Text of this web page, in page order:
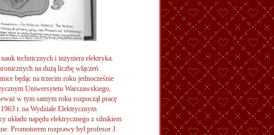
technicznych i inżyniera elektryka.
na dużą liczbę włączeń.
będąc na trzecim roku jednocześnie
Uniwersytetu Warszawskiego,
w tym samym roku rozpoczął pracę
r. na Wydziale Elektrycznym
układu napędu elektrycznego z silnikiem
Promotorem rozprawy był profesor J.